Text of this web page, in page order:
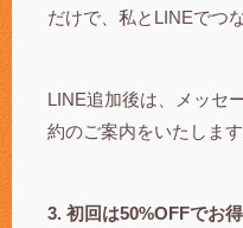
だけで、私とLINEでつ
LINE追加後は、メッセ
約のご案内をいたします
3. 初回は50%OFFでお